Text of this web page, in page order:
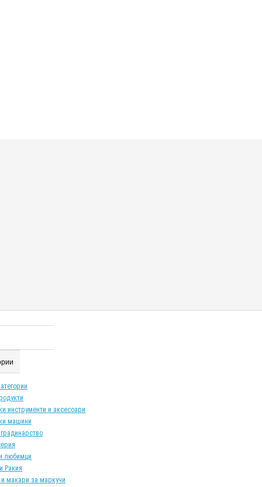
инструменти и аксесоари
машини
любимци
Ракия
и макари за маркучи